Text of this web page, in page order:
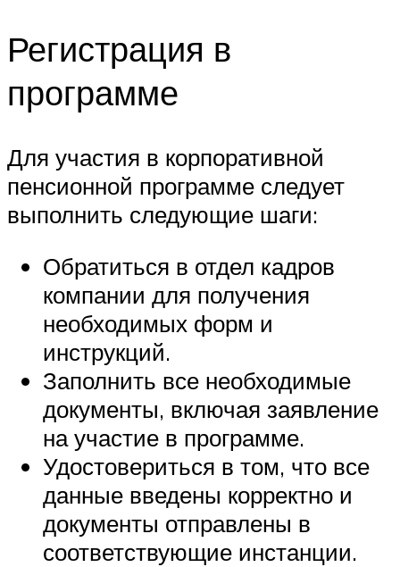
Регистрация в
программе
Для участия в корпоративной
пенсионной программе следует
выполнить следующие шаги:
Обратиться в отдел кадров
компании для получения
необходимых форм и
инструкций.
Заполнить все необходимые
документы, включая заявление
на участие в программе.
Удостовериться в том, что все
данные введены корректно и
документы отправлены в
соответствующие инстанции.